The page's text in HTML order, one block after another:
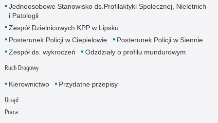
Jednoosobowe Stanowisko ds.Profilaktyki Społecznej, Nieletnich
i Patologii
Zespół Dzielnicowych KPP w Lipsku
Posterunek Policji w Ciepielowie
Posterunek Policji w Siennie
Zespół ds. wykroczeń
Odzdziały o profilu mundurowym
Ruch Drogowy
Kierownictwo Przydatne przepisy
Urząd
Praca